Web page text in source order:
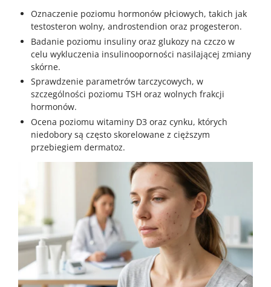
Oznaczenie poziomu hormonów płciowych, takich jak
testosteron wolny, androstendion oraz progesteron.
Badanie poziomu insuliny oraz glukozy na czczo w
celu wykluczenia insulinooporności nasilającej zmiany
skórne.
Sprawdzenie parametrów tarczycowych, w
szczególności poziomu TSH oraz wolnych frakcji
hormonów.
Ocena poziomu witaminy D3 oraz cynku, których
niedobory są często skorelowane z cięższym
przebiegiem dermatoz.